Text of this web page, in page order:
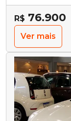
R$ 76.900
Ver mais